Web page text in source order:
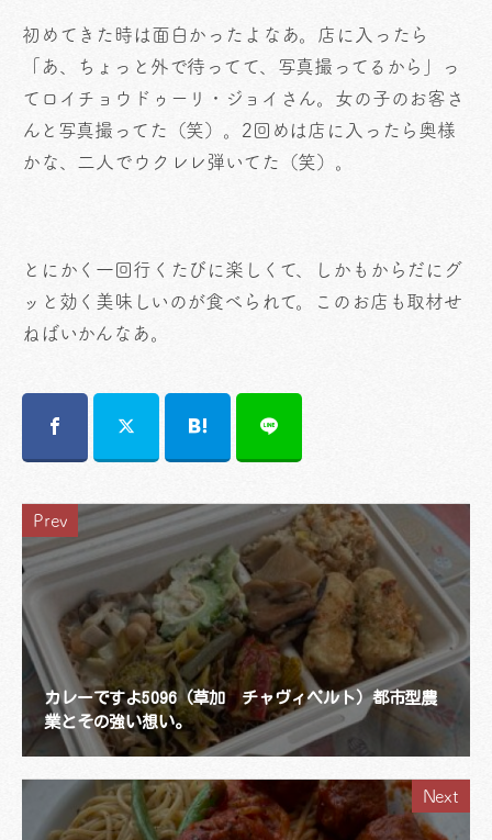
初めてきた時は面白かったよなあ。店に入ったら
「あ、ちょっと外で待ってて、写真撮ってるから」っ
てロイチョウドゥーリ・ジョイさん。女の子のお客さ
んと写真撮ってた（笑）。2回めは店に入ったら奥様
かな、二人でウクレレ弾いてた（笑）。
とにかく一回行くたびに楽しくて、しかもからだにグ
ッと効く美味しいのが食べられて。このお店も取材せ
ねばいかんなあ。
Prev
カレーですよ5096（草加 チャヴィペルト）都市型農
業とその強い想い。
Next